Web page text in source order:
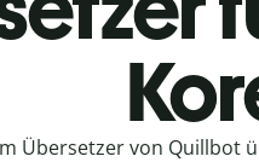
Übersetzer von Quillbot